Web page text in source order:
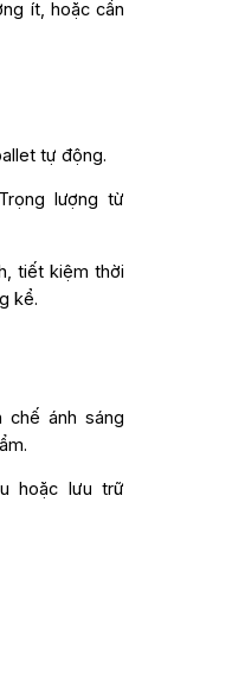
ít, hoặc cần
tự động.
lượng từ
tiết kiệm thời
kể.
chế ánh sáng
hoặc lưu trữ